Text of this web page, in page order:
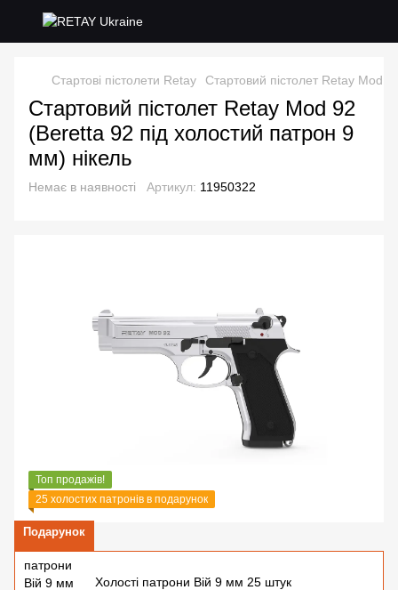
Стартові пістолети Retay Стартовий пістолет Retay Mod
Стартовий пістолет Retay Mod 92
(Beretta 92 під холостий патрон 9
мм) нікель
Немає в наявності Артикул: 11950322
Топ продажів!
25 холостих патронів в подарунок
Подарунок
Холості патрони Вій 9 мм 25 штук